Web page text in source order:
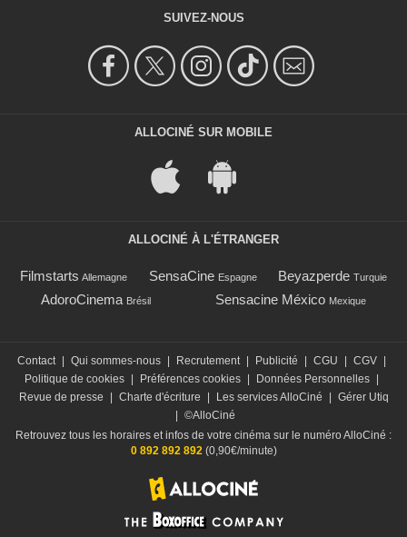
SUIVEZ-NOUS
ALLOCINÉ SUR MOBILE
ALLOCINÉ À L'ÉTRANGER
Filmstarts Allemagne SensaCine Espagne Beyazperde Turquie
AdoroCinema Brésil Sensacine México Mexique
Contact | Qui sommes-nous | Recrutement | Publicité | CGU | CGV |
Politique de cookies | Préférences cookies | Données Personnelles |
Revue de presse
| Charte d'écriture | Les services AlloCiné | Gérer Utiq
| ©AlloCiné
Retrouvez tous les horaires et infos de votre cinéma sur le numéro AlloCiné :
0 892 892 892(0,90€/minute)